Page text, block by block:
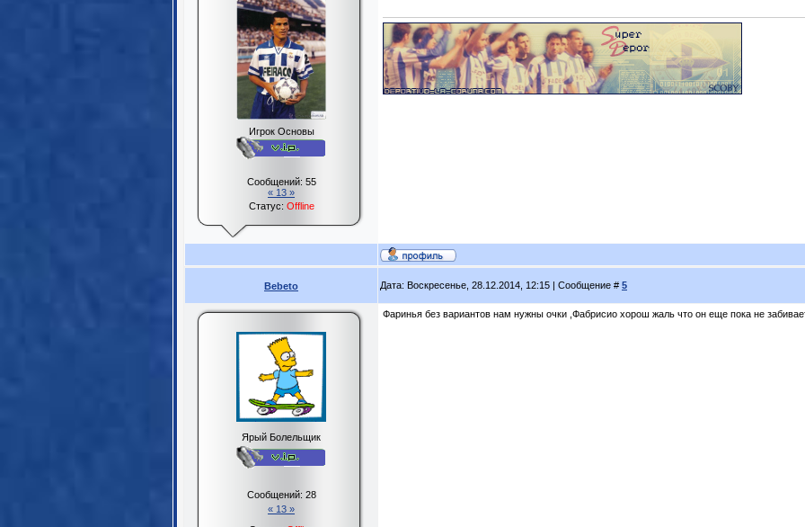
Игрок Основы
Сообщений: 55
« 13 »
Статус: Offline
Bebeto Дата: Воскресенье, 28.12.2014, 12:15 | Сообщение # 5
Ярый Болельщик
Сообщений: 28
« 13 »
Фаринья без вариантов нам нужны очки ,Фабрисио хорош жаль что он еще пока не